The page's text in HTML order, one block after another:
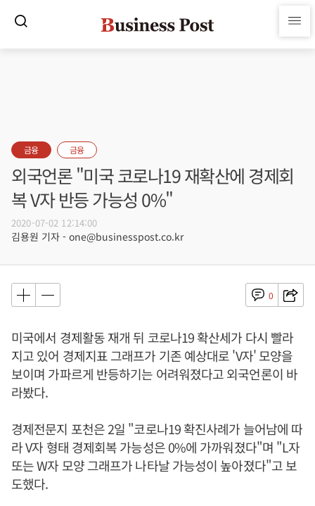
금융 금융
외국언론 "미국 코로나19 재확산에 경제회
복 V자 반등 가능성 0%"
2020-07-02 12:14:00
김용원 기자 - one@businesspost.co.kr
0
미국에서 경제활동 재개 뒤 코로나19 확산세가 다시 빨라
지고 있어 경제지표 그래프가 기존 예상대로 'V자' 모양을
보이며 가파르게 반등하기는 어려워졌다고 외국언론이 바
라봤다.
경제전문지 포천은 2일 "코로나19 확진사례가 늘어남에 따
라 V자 형태 경제회복 가능성은 0%에 가까워졌다"며 "L자
또는 W자 모양 그래프가 나타날 가능성이 높아졌다"고 보
도했다.